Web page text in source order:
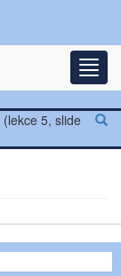
(lekce 5, slide